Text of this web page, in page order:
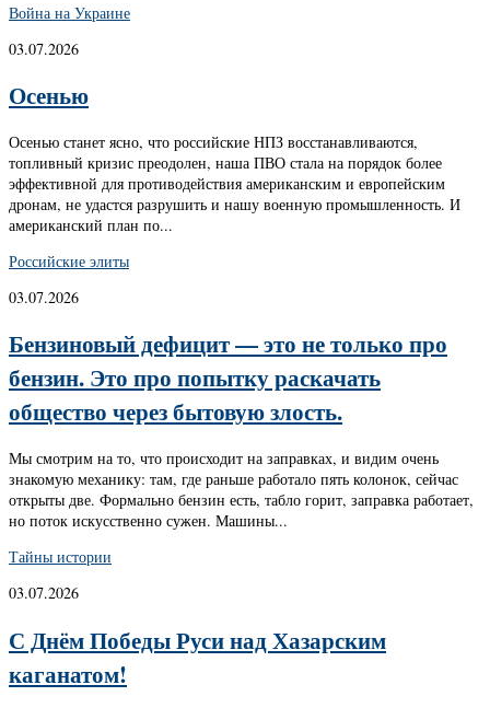
Война на Украине
03.07.2026
Осенью
Осенью станет ясно, что российские НПЗ восстанавливаются,
топливный кризис преодолен, наша ПВО стала на порядок более
эффективной для противодействия американским и европейским
дронам, не удастся разрушить и нашу военную промышленность. И
американский план по...
Российские элиты
03.07.2026
Бензиновый дефицит — это не только про
бензин. Это про попытку раскачать
общество через бытовую злость.
Мы смотрим на то, что происходит на заправках, и видим очень
знакомую механику: там, где раньше работало пять колонок, сейчас
открыты две. Формально бензин есть, табло горит, заправка работает,
но поток искусственно сужен. Машины...
Тайны истории
03.07.2026
С Днём Победы Руси над Хазарским
каганатом!